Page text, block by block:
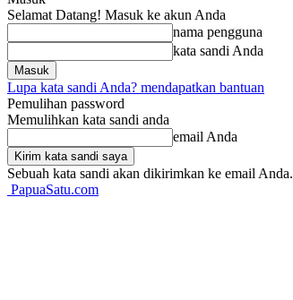
Selamat Datang! Masuk ke akun Anda
nama pengguna
kata sandi Anda
Lupa kata sandi Anda? mendapatkan bantuan
Pemulihan password
Memulihkan kata sandi anda
email Anda
Sebuah kata sandi akan dikirimkan ke email Anda.
PapuaSatu.com